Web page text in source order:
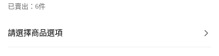
已賣出：6件
請選擇商品選項